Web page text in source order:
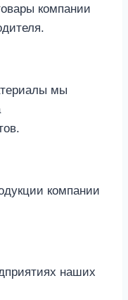
компании
мы
компании
наших